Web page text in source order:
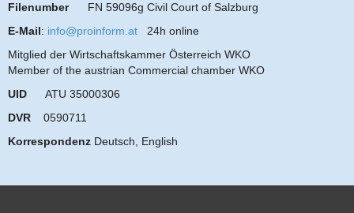
FilenumberFN 59096g Civil Court of Salzburg
E-Mail: info@proinform.at 24h online
Mitglied der Wirtschaftskammer Österreich WKO
Member of the austrian Commercial chamber WKO
UID ATU 35000306
DVR 0590711
Korrespondenz Deutsch, English